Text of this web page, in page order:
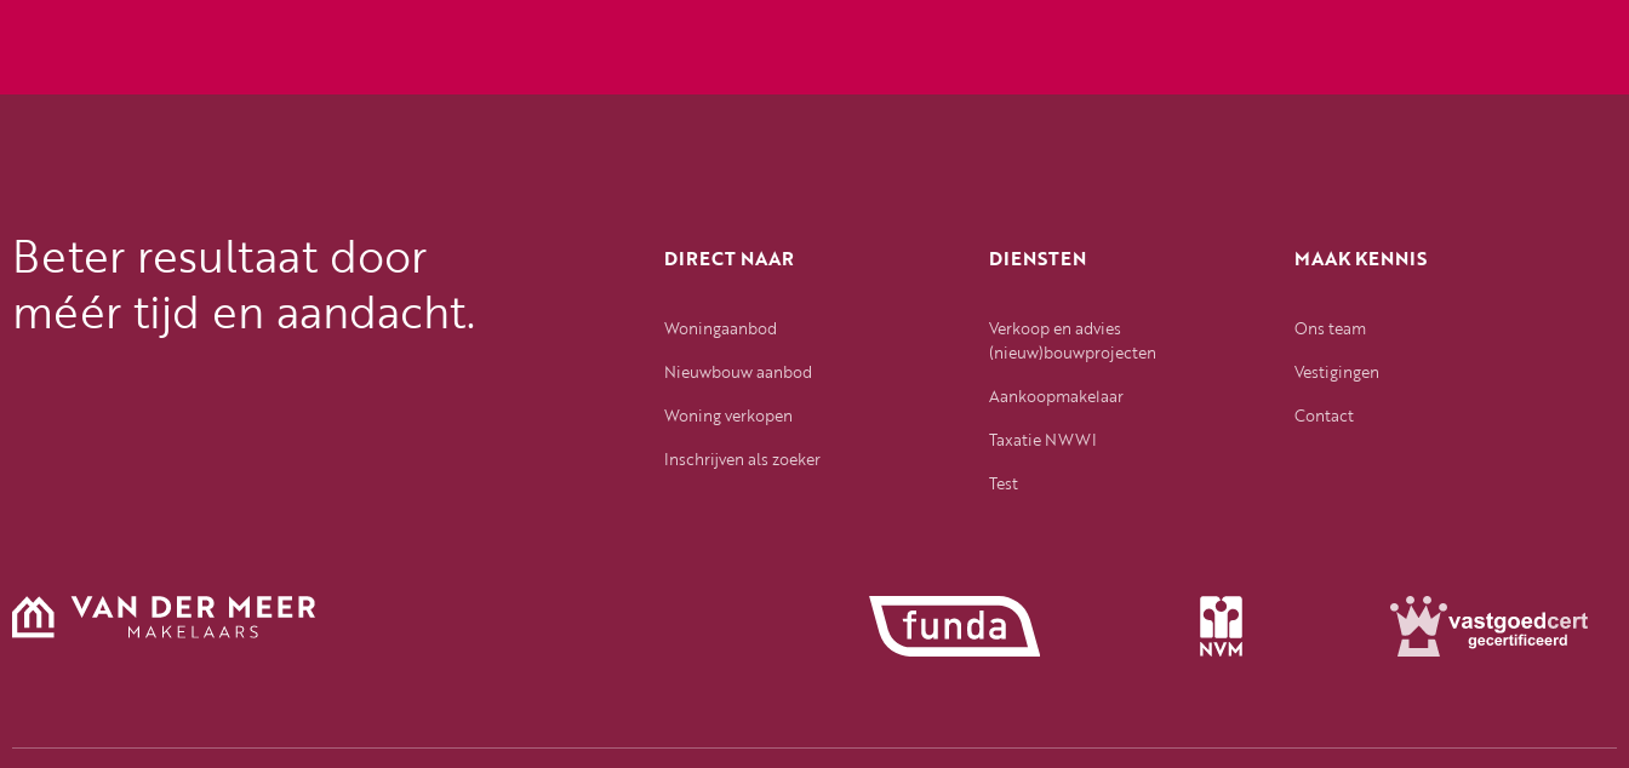
Beter resultaat door
méér tijd en aandacht.
DIRECT NAAR
Woningaanbod
Nieuwbouw aanbod
Woning verkopen
Inschrijven als zoeker
DIENSTEN
Verkoop en advies
(nieuw)bouwprojecten
Aankoopmakelaar
Taxatie NWWI
Test
MAAK KENNIS
Ons team
Vestigingen
Contact